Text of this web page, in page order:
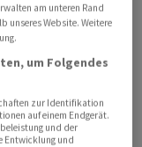
Sorgfalt
Fehler und
sonstige
von AWP.
am unteren Rand
unseres Website. Weitere
um Folgendes
zur Identifikation
auf einem Endgerät.
und der
Entwicklung und